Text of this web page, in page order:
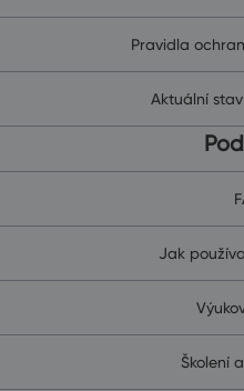
Pravidla
Aktuální
Jak
Školení